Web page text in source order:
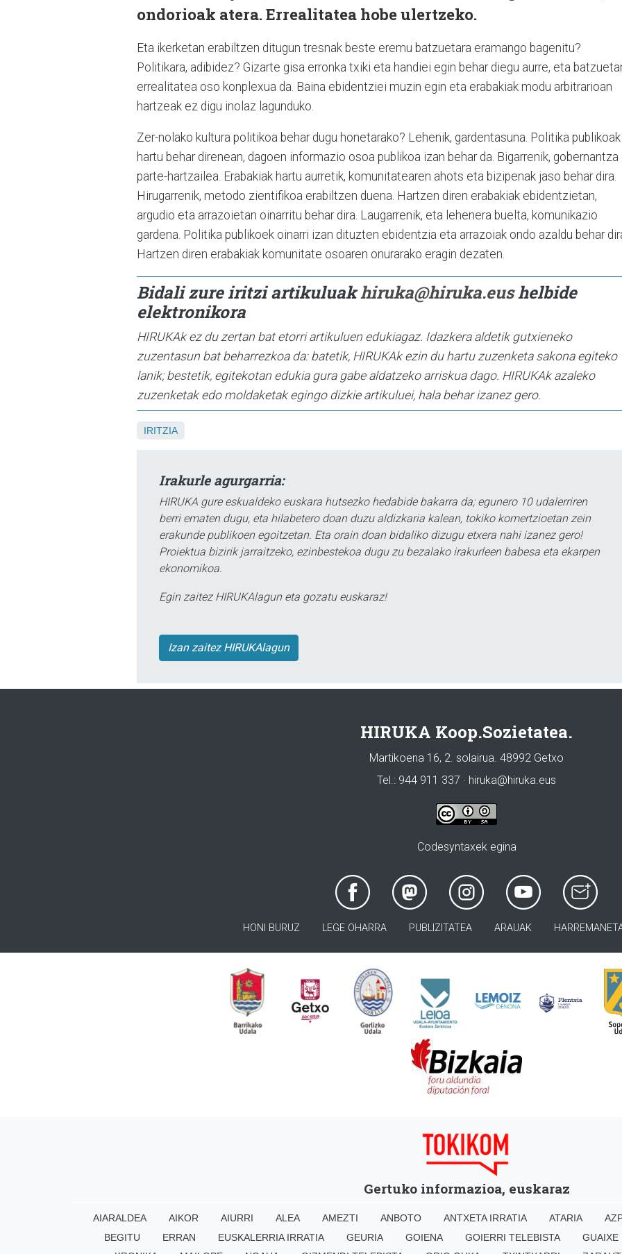
ondorioak atera. Errealitatea hobe ulertzeko.
Eta ikerketan erabiltzen ditugun tresnak beste eremu batzuetara eramango bagenitu?
Politikara, adibidez? Gizarte gisa erronka txiki eta handiei egin behar diegu aurre, eta
errealitatea oso konplexua da. Baina ebidentziei muzin egin eta erabakiak modu arbitrarioan
hartzeak ez digu inolaz lagunduko.
Zer-nolako kultura politikoa behar dugu honetarako? Lehenik, gardentasuna. Politika publikoak
hartu behar direnean, dagoen informazio osoa publikoa izan behar da. Bigarrenik, gobernantza
parte-hartzailea. Erabakiak hartu aurretik, komunitatearen ahots eta bizipenak jaso behar dira.
Hirugarrenik, metodo zientifikoa erabiltzen duena. Hartzen diren erabakiak ebidentzietan,
argudio eta arrazoietan oinarritu behar dira. Laugarrenik, eta lehenera buelta, komunikazio
gardena. Politika publikoek oinarri izan dituzten ebidentzia eta arrazoiak ondo azaldu behar
Hartzen diren erabakiak komunitate osoaren onurarako eragin dezaten.
Bidali zure iritzi artikuluakhiruka@hiruka.eushelbide
elektronikora
HIRUKAk ez du zertan bat etorri artikuluen edukiagaz. Idazkera aldetik gutxieneko
zuzentasun bat beharrezkoa da: batetik, HIRUKAk ezin du hartu zuzenketa sakona egiteko
lanik; bestetik, egitekotan edukia gura gabe aldatzeko arriskua dago. HIRUKAk azaleko
zuzenketak edo moldaketak egingo dizkie artikuluei, hala behar izanez gero.
IRITZIA
Irakurle agurgarria:
HIRUKA gure eskualdeko euskara hutsezko hedabide bakarra da; egunero 10 udalerriren
berri ematen dugu, eta hilabetero doan duzu aldizkaria kalean, tokiko komertzioetan zein
erakunde publikoen egoitzetan. Eta orain doan bidaliko dizugu etxera nahi izanez gero!
Proiektua bizirik jarraitzeko, ezinbestekoa dugu zu bezalako irakurleen babesa eta ekarpen
ekonomikoa.
Egin zaitez HIRUKAlagun eta gozatu euskaraz!
Izan zaitez HIRUKAlagun
HIRUKA Koop.Sozietatea.
Martikoena 16, 2. solairua. 48992 Getxo
Tel.: 944 911 337 · hiruka@hiruka.eus
Codesyntaxek egina
HONI BURUZ LEGE OHARRA PUBLIZITATEA ARAUAK
Gertuko informazioa, euskaraz
AIARALDEA AIKOR AIURRI ALEA AMEZTI ANBOTO ANTXETA IRRATIA ATARIA
BEGITU
ERRAN EUSKALERRIA IRRATIA GEURIA GOIENA GOIERRI TELEBISTA
GUAIXE